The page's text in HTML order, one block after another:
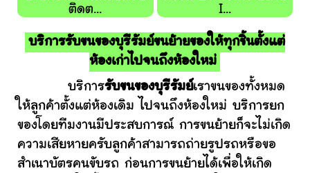
ติดต...
I...
บริการรับขนของบุรีรัมย์ขนย้ายของให้ทุกชิ้นตั้งแต่
ห้องเก่าไปจนถึงห้องใหม่
บริการรับขนของบุรีรัมย์เราขนของทั้งหมด
ให้ลูกค้าตั้งแต่ห้องเดิม ไปจนถึงห้องใหม่ บริการยก
ของโดยทีมงานมีประสบการณ์ การขนย้ายก็จะไม่เกิด
ความเสียหายครับลูกค้าสามารถถ่ายรูปรถหรือขอ
สำเนาบัตรคนขับรถ ก่อนการขนย้ายได้เพื่อให้เกิด